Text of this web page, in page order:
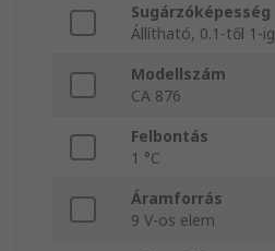
Sugárzóképesség
Állítható, 0.1-től 1-ig
Modellszám
CA 876
Felbontás
1 °C
Áramforrás
9 V-os elem